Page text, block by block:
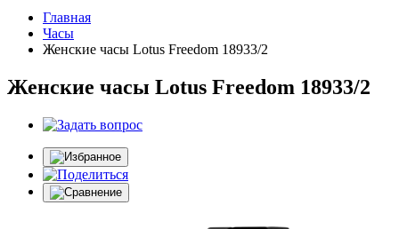
Главная
Часы
Женские часы Lotus Freedom 18933/2
Женские часы Lotus Freedom 18933/2